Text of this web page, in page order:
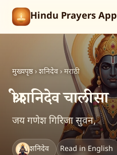
Hindu Prayers App
मुख्यपृष्ठ › शनिदेव › मराठी
श्री शनिदेव चालीसा
जय गणेश गिरिजा सुवन,
शनिदेव Read in English